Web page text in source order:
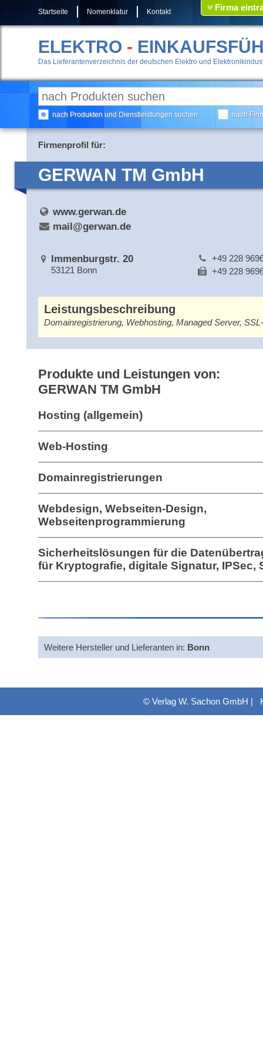
Startseite Nomenklatur Kontakt Firma
ELEKTRO -
Das Lieferantenverzeichnis der deutschen Elektro und
nach Produkten und Dienstleistungen suchen nach
Firmenprofil für:
GERWAN TM GmbH
www.gerwan.de
mail@gerwan.de
Immenburgstr. 20
53121 Bonn
+49 228
+49 228
Leistungsbeschreibung
Domainregistrierung, Webhosting, Managed Server,
Produkte und Leistungen von:
GERWAN TM GmbH
Hosting (allgemein)
Web-Hosting
Domainregistrierungen
Webdesign, Webseiten-Design,
Webseitenprogrammierung
Sicherheitslösungen für die
für Kryptografie, digitale Signatur, IPSec,
Weitere Hersteller und Lieferanten in: Bonn
© Verlag W. Sachon GmbH |